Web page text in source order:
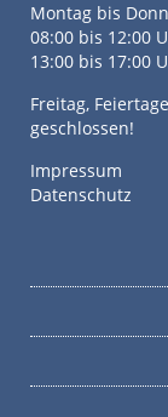
Montag bis
08:00 bis 12:00
13:00 bis 17:00
Freitag,
geschlossen!
Impressum
Datenschutz